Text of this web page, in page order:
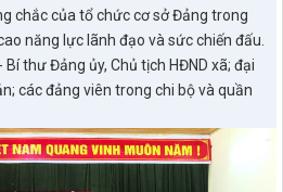
chắc của tổ chức cơ sở Đảng trong
năng lực lãnh đạo và sức chiến đấu.
Bí thư Đảng ủy, Chủ tịch HĐND xã; đại
các đảng viên trong chi bộ và quần